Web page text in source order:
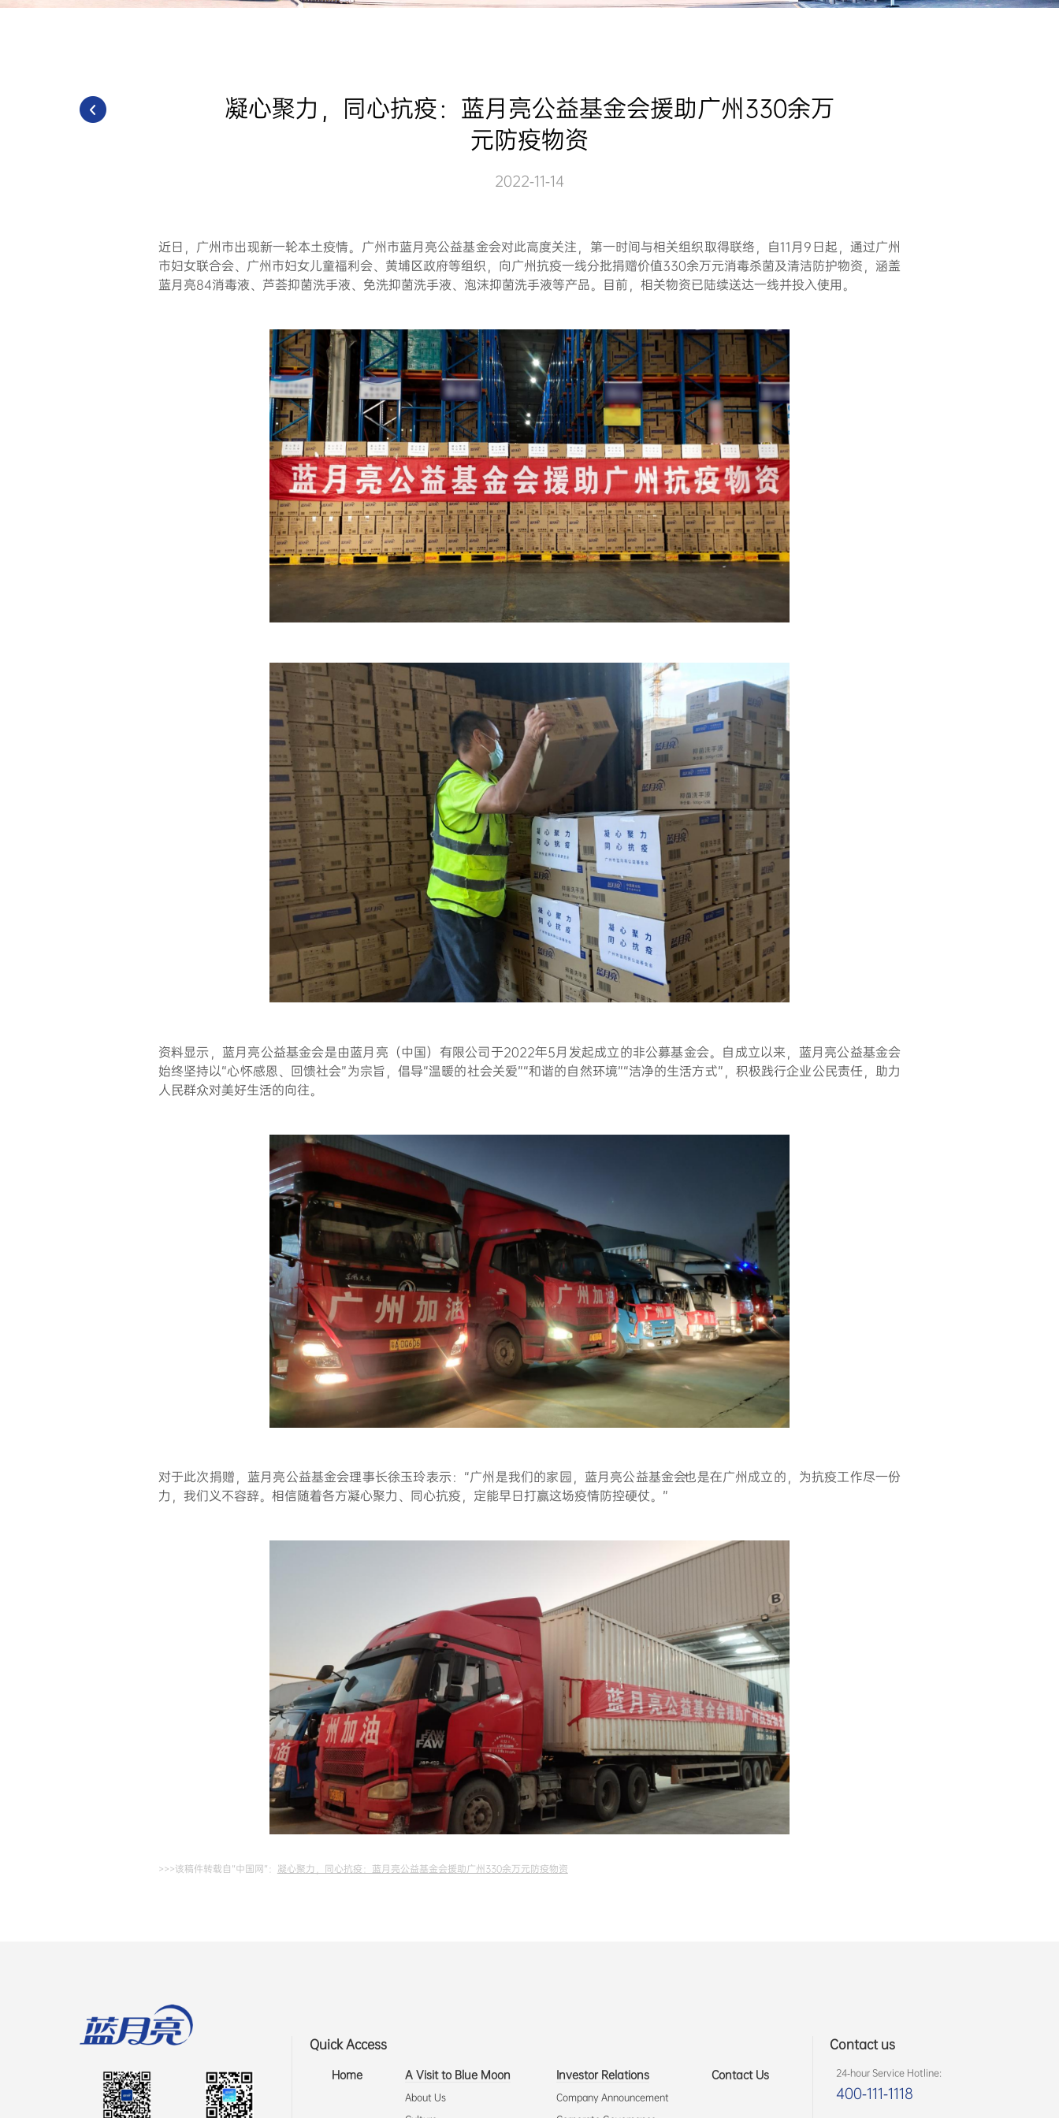
凝心聚力，同心抗疫：蓝月亮公益基金会援助广州330余万
元防疫物资
2022-11-14
近日，广州市出现新一轮本土疫情。广州市蓝月亮公益基金会对此高度关注，第一时间与相关组织取得联络，自11月9日起，通过广州
市妇女联合会、广州市妇女儿童福利会、黄埔区政府等组织，向广州抗疫一线分批捐赠价值330余万元消毒杀菌及清洁防护物资，涵盖
蓝月亮84消毒液、芦荟抑菌洗手液、免洗抑菌洗手液、泡沫抑菌洗手液等产品。目前，相关物资已陆续送达一线并投入使用。
资料显示，蓝月亮公益基金会是由蓝月亮（中国）有限公司于2022年5月发起成立的非公募基金会。自成立以来，蓝月亮公益基金会
始终坚持以“心怀感恩、回馈社会”为宗旨，倡导“温暖的社会关爱”“和谐的自然环境”“洁净的生活方式”，积极践行企业公民责任，助力
人民群众对美好生活的向往。
对于此次捐赠，蓝月亮公益基金会理事长徐玉玲表示：“广州是我们的家园，蓝月亮公益基金会也是在广州成立的，为抗疫工作尽一份
力，我们义不容辞。相信随着各方凝心聚力、同心抗疫，定能早日打赢这场疫情防控硬仗。”
>>>该稿件转载自“中国网”： 凝心聚力，同心抗疫：蓝月亮公益基金会援助广州330余万元防疫物资
Quick Access
Home A Visit to Blue Moon
About Us
Investor Relations
Company Announcement
Contact Us
Contact us
24-hour Service Hotline:
400-111-1118